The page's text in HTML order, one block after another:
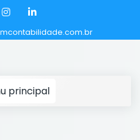
principal